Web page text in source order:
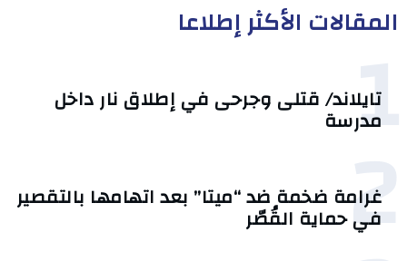
المقالات الأكثر إطلاعا
1
تايلاند/ قتلى وجرحى في إطلاق نار داخل
مدرسة
2
غرامة ضخمة ضد “ميتا” بعد اتهامها بالتقصير
في حماية القُصّر